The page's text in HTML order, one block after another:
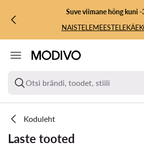
LIIGU PÕHISISU JUURDE
MINE OTSINGUSSESuve viimane hõng kuni -
NAISTELEMEESTELE
Otsi brändi, toodet, stiili
Koduleht
Laste tooted